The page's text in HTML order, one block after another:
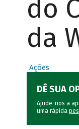
do
da
Ações
DÊ SUA
Ajude-nos a
uma rápida